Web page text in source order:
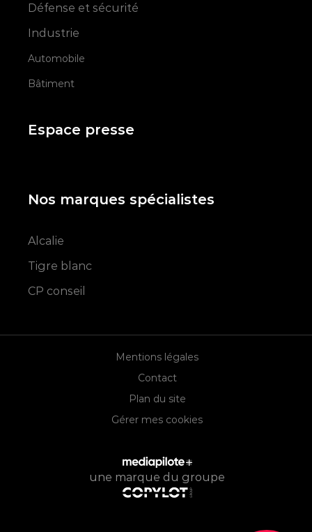
Défense et sécurité
Industrie
Automobile
Bâtiment
Espace presse
Nos marques spécialistes
Alcalie
Tigre blanc
CP conseil
Mentions légales
Contact
Plan du site
Gérer mes cookies
une marque du groupe